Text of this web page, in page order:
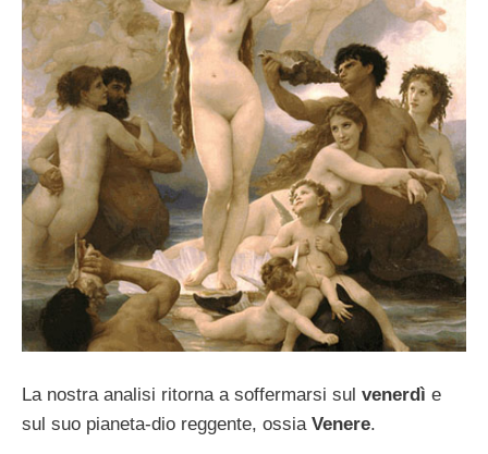
La nostra analisi ritorna a soffermarsi sul venerdì e
sul suo pianeta-dio reggente, ossia Venere.